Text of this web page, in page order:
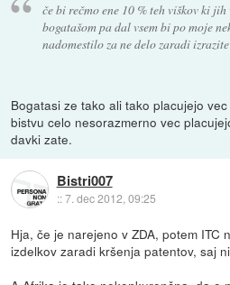
če bi rečmo ene 10 % teh viškov ki
bogatašom pa dal vsem bi po moje
nadomestilo za ne delo zaradi
Bogatasi ze tako ali tako placujejo
bistvu celo nesorazmerno vec
davki zate.
Bistri007
::7. dec 2012, 09:25
Hja, če je narejeno v ZDA, potem ITC
izdelkov zaradi kršenja patentov, saj